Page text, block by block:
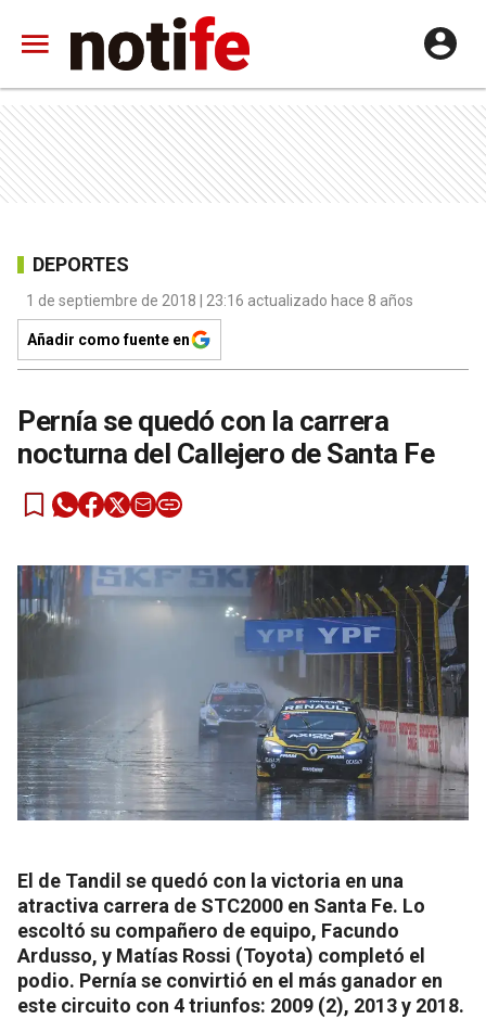
DEPORTES
1 de septiembre de 2018 | 23:16 actualizado hace 8 años
Añadir como fuente en
Pernía se quedó con la carrera
nocturna del Callejero de Santa Fe
El de Tandil se quedó con la victoria en una
atractiva carrera de STC2000 en Santa Fe. Lo
escoltó su compañero de equipo, Facundo
Ardusso, y Matías Rossi (Toyota) completó el
podio. Pernía se convirtió en el más ganador en
este circuito con 4 triunfos: 2009 (2), 2013 y 2018.